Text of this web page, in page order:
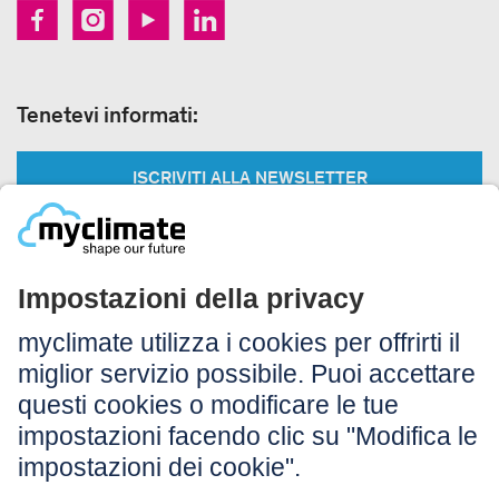
Tenetevi informati:
ISCRIVITI ALLA NEWSLETTER
Legale:
Colophon
Avvertenza
CG
Protezione dei dati